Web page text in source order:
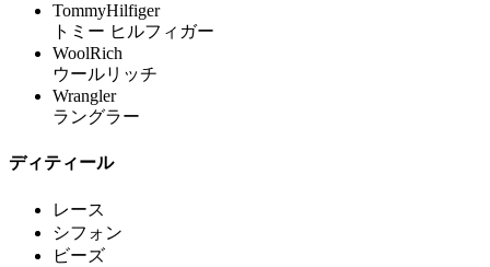
TommyHilfiger
トミー ヒルフィガー
WoolRich
ウールリッチ
Wrangler
ラングラー
ディティール
レース
シフォン
ビーズ